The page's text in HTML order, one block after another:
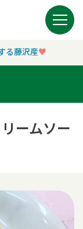
る藤沢産♥︎
ームソー